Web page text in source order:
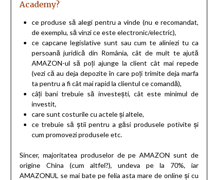
Academy?
ce produse să alegi pentru a vinde (nu e recomandat,
de exemplu, să vinzi ce este electronic/electric),
ce capcane legislative sunt sau cum te aliniezi tu ca
persoană juridică din România, cât de mult te ajută
AMAZON-ul să poți ajunge la client cât mai repede
(vezi că au deja depozite în care poți trimite deja marfa
ta pentru a fi cât mai rapid la clientul ce comandă),
câți bani trebuie să investești, cât este minimul de
investit,
care sunt costurile cu actele și altele,
ce trebuie să știi pentru a găsi produsele potivite și
cum promovezi produsele etc.
Sincer, majoritatea produselor de pe AMAZON sunt de
origine China (cum altfel?), undeva pe la 70%, iar
AMAZONUL se mai bate pe felia asta mare de online și cu